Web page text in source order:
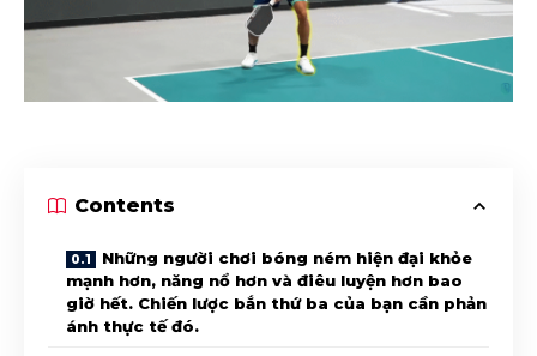
Contents
Những người chơi bóng ném hiện đại khỏe
mạnh hơn, năng nổ hơn và điêu luyện hơn bao
giờ hết. Chiến lược bắn thứ ba của bạn cần phản
ánh thực tế đó.